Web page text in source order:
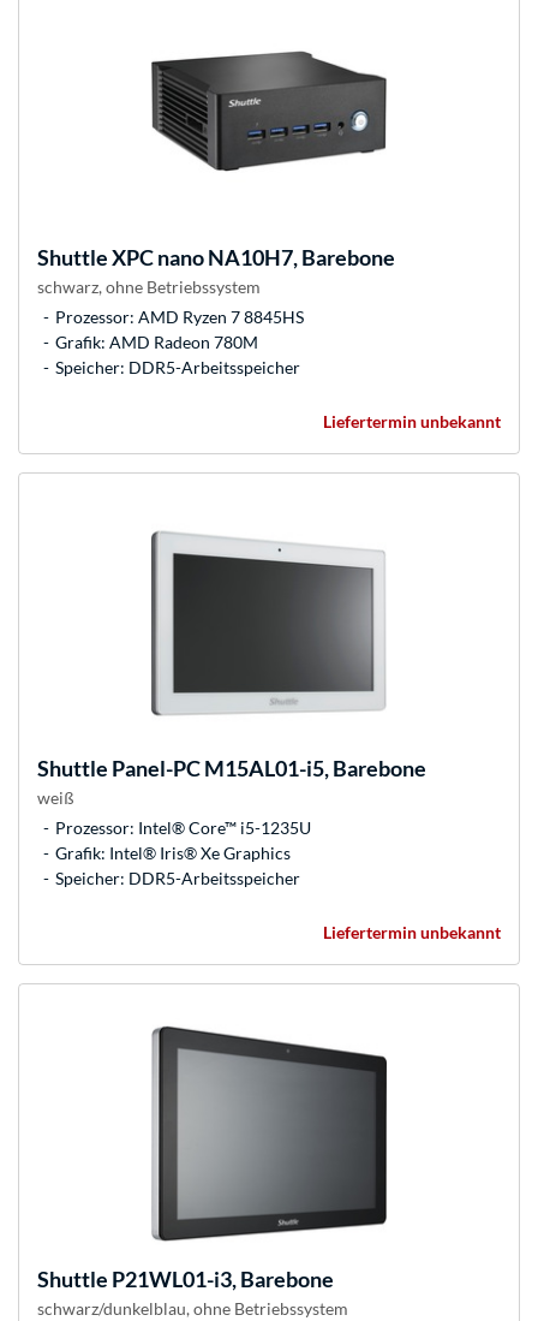
ShuttleXPC nano NA10H7, Barebone
schwarz, ohne Betriebssystem
Prozessor: AMD Ryzen 7 8845HS
Grafik: AMD Radeon 780M
Speicher: DDR5-Arbeitsspeicher
Liefertermin unbekannt
Shuttle Panel-PC M15AL01-i5, Barebone
weiß
Prozessor: Intel® Core™ i5-1235U
Grafik: Intel® Iris® Xe Graphics
Speicher: DDR5-Arbeitsspeicher
Liefertermin unbekannt
Shuttle P21WL01-i3, Barebone
schwarz/dunkelblau, ohne Betriebssystem